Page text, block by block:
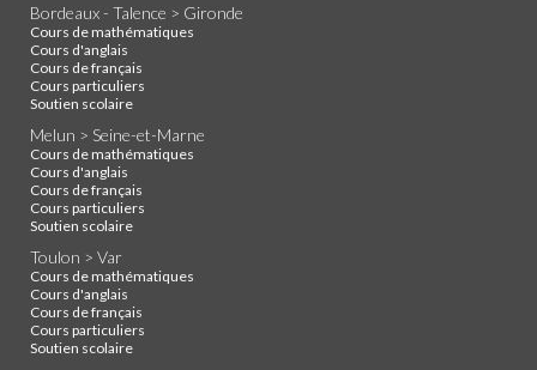
Bordeaux - Talence > Gironde
Cours de mathématiques
Cours d'anglais
Cours de français
Cours particuliers
Soutien scolaire
Melun > Seine-et-Marne
Cours de mathématiques
Cours d'anglais
Cours de français
Cours particuliers
Soutien scolaire
Toulon > Var
Cours de mathématiques
Cours d'anglais
Cours de français
Cours particuliers
Soutien scolaire